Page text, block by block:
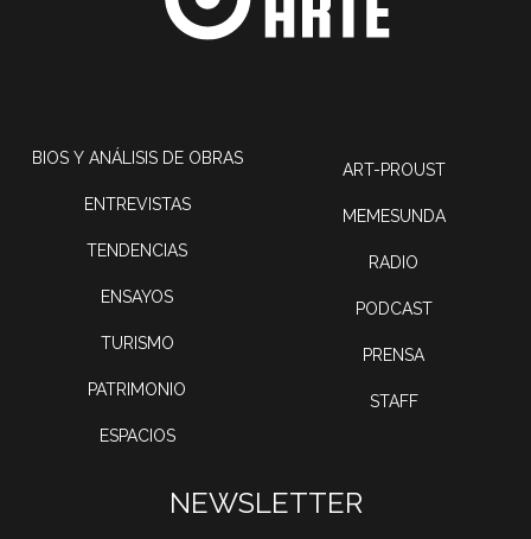
BIOS Y ANÁLISIS DE OBRAS
ENTREVISTAS
TENDENCIAS
ENSAYOS
TURISMO
PATRIMONIO
ESPACIOS
ART-PROUST
MEMESUNDA
RADIO
PODCAST
PRENSA
STAFF
NEWSLETTER